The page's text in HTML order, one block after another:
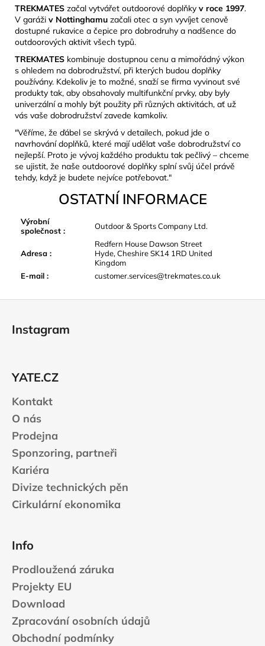
TREKMATES začal vytvářet outdoorové doplňky v roce 1997.
V garáži v Nottinghamu začali otec a syn vyvíjet cenově
dostupné rukavice a čepice pro dobrodruhy a nadšence do
outdoorových aktivit všech typů.
TREKMATES kombinuje dostupnou cenu a mimořádný výkon
s ohledem na dobrodružství, při kterých budou doplňky
používány. Kdekoliv je to možné, snaží se firma vyvinout své
produkty tak, aby obsahovaly multifunkční prvky, aby byly
univerzální a mohly být použity při různých aktivitách, ať už
vás vaše dobrodružství zavede kamkoliv.
"Věříme, že ďábel se skrývá v detailech, pokud jde o
navrhování doplňků, které mají udělat vaše dobrodružství co
nejlepší. Proto je vývoj každého produktu tak pečlivý – chceme
se ujistit, že naše outdoorové doplňky splní svůj účel právě
tehdy, když je budete nejvíce potřebovat."
OSTATNÍ INFORMACE
Výrobní
společnost : Outdoor & Sports Company Ltd.
Adresa :
Redfern House Dawson Street
Hyde, Cheshire SK14 1RD United
Kingdom
E-mail : customer.services@trekmates.co.uk
Instagram
YATE.CZ
Kontakt
O nás
Prodejna
Sponzoring, partneři
Kariéra
Divize technických pěn
Cirkulární ekonomika
Info
Prodloužená záruka
Projekty EU
Download
Zpracování osobních údajů
Obchodní podmínky